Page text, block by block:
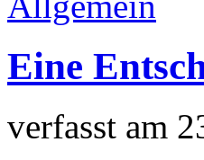
Eine
verfasst am